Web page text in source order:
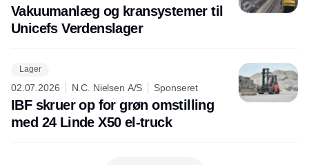
Vakuumanlæg og kransystemer til
Unicefs Verdenslager
Lager
02.07.2026 N.C. Nielsen A/S Sponseret
IBF skruer op for grøn omstilling
med 24 Linde X50 el-truck